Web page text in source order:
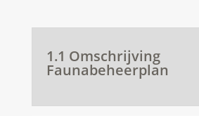
1.1 Omschrijving
Faunabeheerplan